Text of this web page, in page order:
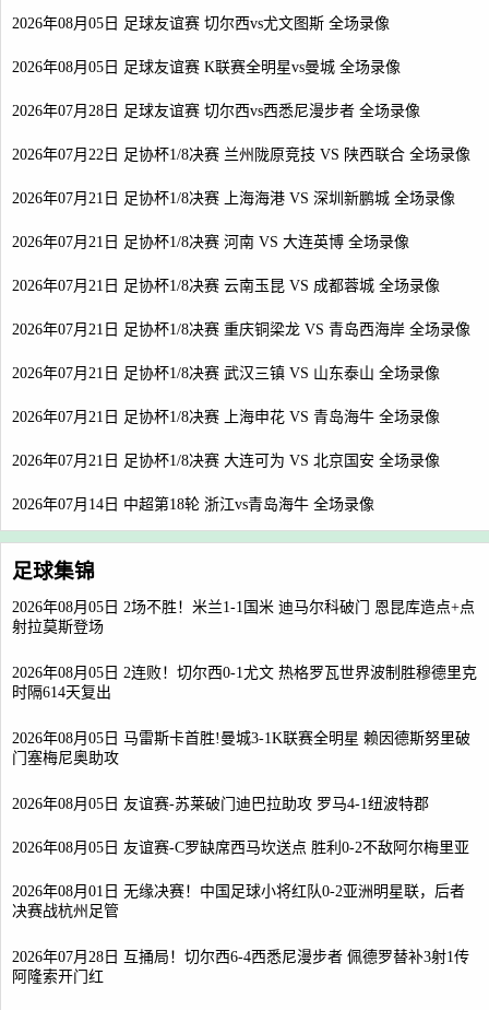
2026年08月05日 足球友谊赛 切尔西vs尤文图斯 全场录像
2026年08月05日 足球友谊赛 K联赛全明星vs曼城 全场录像
2026年07月28日 足球友谊赛 切尔西vs西悉尼漫步者 全场录像
2026年07月22日 足协杯1/8决赛 兰州陇原竞技 VS 陕西联合 全场录像
2026年07月21日 足协杯1/8决赛 上海海港 VS 深圳新鹏城 全场录像
2026年07月21日 足协杯1/8决赛 河南 VS 大连英博 全场录像
2026年07月21日 足协杯1/8决赛 云南玉昆 VS 成都蓉城 全场录像
2026年07月21日 足协杯1/8决赛 重庆铜梁龙 VS 青岛西海岸 全场录像
2026年07月21日 足协杯1/8决赛 武汉三镇 VS 山东泰山 全场录像
2026年07月21日 足协杯1/8决赛 上海申花 VS 青岛海牛 全场录像
2026年07月21日 足协杯1/8决赛 大连可为 VS 北京国安 全场录像
2026年07月14日 中超第18轮 浙江vs青岛海牛 全场录像
足球集锦
2026年08月05日 2场不胜！米兰1-1国米 迪马尔科破门 恩昆库造点+点
射拉莫斯登场
2026年08月05日 2连败！切尔西0-1尤文 热格罗瓦世界波制胜穆德里克
时隔614天复出
2026年08月05日 马雷斯卡首胜!曼城3-1K联赛全明星 赖因德斯努里破
门塞梅尼奥助攻
2026年08月05日 友谊赛-苏莱破门迪巴拉助攻 罗马4-1纽波特郡
2026年08月05日 友谊赛-C罗缺席西马坎送点 胜利0-2不敌阿尔梅里亚
2026年08月01日 无缘决赛！中国足球小将红队0-2亚洲明星联，后者
决赛战杭州足管
2026年07月28日 互捅局！切尔西6-4西悉尼漫步者 佩德罗替补3射1传
阿隆索开门红